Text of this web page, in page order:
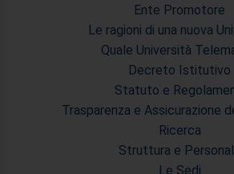
Ente Promotore
Le ragioni di una nuova
Quale Università
Decreto Istitutivo
Statuto e
Trasparenza e Assicurazione
Ricerca
Struttura e
Le Sedi